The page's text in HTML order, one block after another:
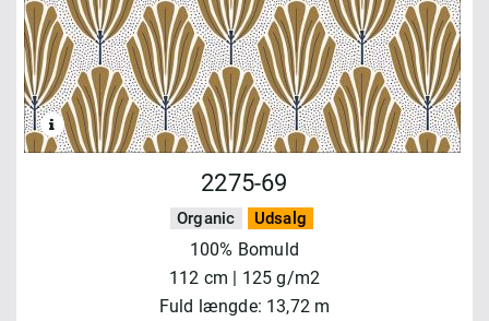
2275-69
Organic Udsalg
100% Bomuld
112 cm | 125 g/m2
Fuld længde: 13,72 m